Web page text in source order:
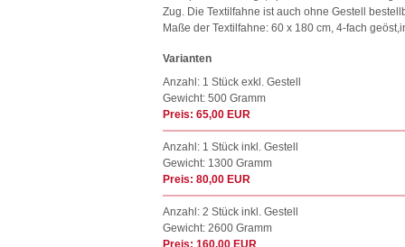
Zug. Die Textilfahne ist auch ohne Gestell
Maße der Textilfahne: 60 x 180 cm, 4-fach
Varianten
Anzahl: 1 Stück exkl. Gestell
Gewicht: 500 Gramm
Preis: 65,00 EUR
Anzahl: 1 Stück inkl. Gestell
Gewicht: 1300 Gramm
Preis: 80,00 EUR
Anzahl: 2 Stück inkl. Gestell
Gewicht: 2600 Gramm
Preis: 160,00 EUR